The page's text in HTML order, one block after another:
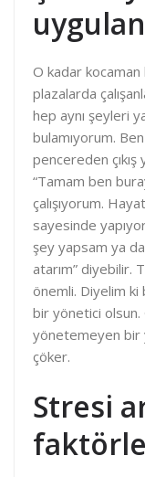
O kadar kocaman
plazalarda
hep aynı şeyleri
bulamıyorum.
pencereden
“Tamam ben
çalışıyorum.
sayesinde
şey yapsam ya
atarım” diyebilir.
önemli. Diyelim ki
bir yönetici olsun.
yönetemeyen bir
çöker.
Stresi